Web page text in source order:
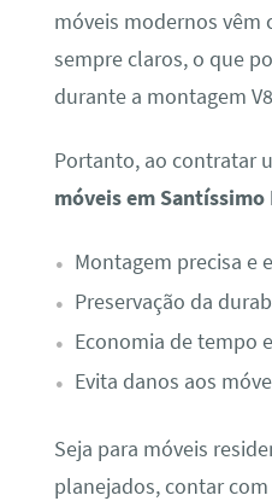
móveis modernos vêm
sempre claros, o que
durante a montagem
Portanto, ao contratar
móveis em Santíssimo
Montagem precisa e
Preservação da
Economia de tempo
Evita danos aos
Seja para móveis
planejados, contar